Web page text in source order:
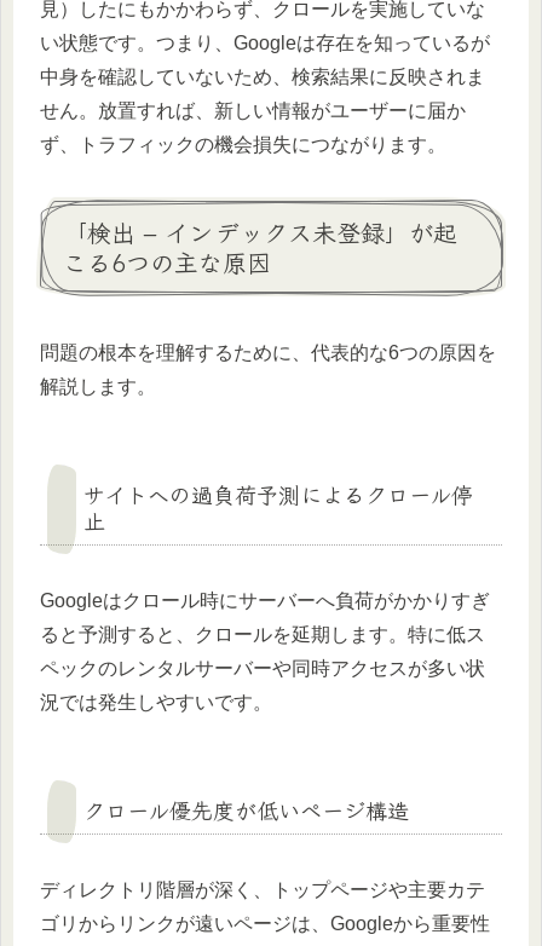
見）したにもかかわらず、クロールを実施していな
い状態です。つまり、Googleは存在を知っているが
中身を確認していないため、検索結果に反映されま
せん。放置すれば、新しい情報がユーザーに届か
ず、トラフィックの機会損失につながります。
「検出 – インデックス未登録」が起
こる6つの主な原因
問題の根本を理解するために、代表的な6つの原因を
解説します。
サイトへの過負荷予測によるクロール停
止
Googleはクロール時にサーバーへ負荷がかかりすぎ
ると予測すると、クロールを延期します。特に低ス
ペックのレンタルサーバーや同時アクセスが多い状
況では発生しやすいです。
クロール優先度が低いページ構造
ディレクトリ階層が深く、トップページや主要カテ
ゴリからリンクが遠いページは、Googleから重要性